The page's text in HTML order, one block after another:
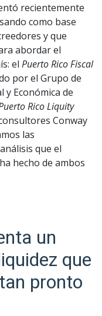
recientemente
como base
y que
abordar el
el Puerto Rico Fiscal
por el Grupo de
y Económica de
Rico Liquity
Conway
las
que el
hecho de ambos
un
que
pronto